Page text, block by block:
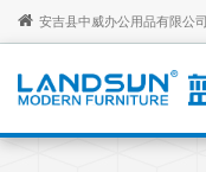
安吉县中威办公用品有限公司